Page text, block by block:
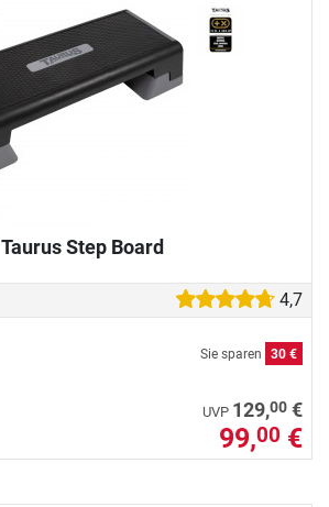
Taurus Step Board
4,7
Sie sparen 30 €
UVP 129,00 €
99,00 €